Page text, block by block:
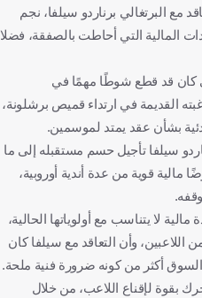
قدمالبرتغالي برناردو سيلفا، نجم
المالية التي أحاطت بالصفقة، فضلا
كان قد قطع شوطًا مهمًا في
القديمة في ارتداء قميص برشلونة،
بشأن عقد يمتد لموسمين.
سيلفا تأجيل حسم مستقبله إلى ما
مالية قوية من عدة أندية أوروبية،
لا يتناسب مع أولوياتها الحالية،
وأن التعاقد مع سيلفا كان
السوق أكثر من كونه ضرورة فنية ملحة.
بقوة لإقناع اللاعب، من خلال